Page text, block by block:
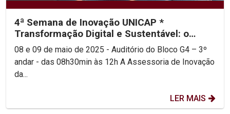
4ª Semana de Inovação UNICAP *
Transformação Digital e Sustentável: o
futuro de Pernambuco pela...
08 e 09 de maio de 2025 - Auditório do Bloco G4 – 3º
andar - das 08h30min às 12h A Assessoria de Inovação
da...
LER MAIS